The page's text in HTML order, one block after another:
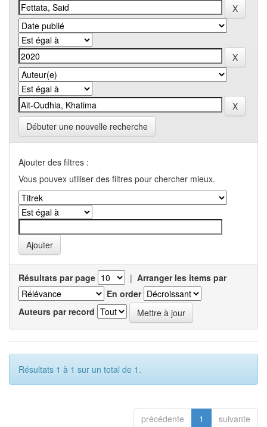
Débuter une nouvelle recherche
Ajouter des filtres :
Vous pouvex utiliser des filtres pour chercher mieux.
Résultats par page | Arranger les items par
En order
Auteurs par record
Résultats 1 à 1 sur un total de 1.
précédente 1 suivante